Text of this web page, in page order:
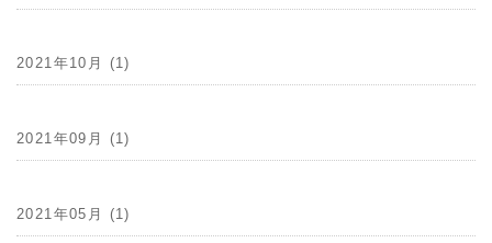
2021年10月 (1)
2021年09月 (1)
2021年05月 (1)